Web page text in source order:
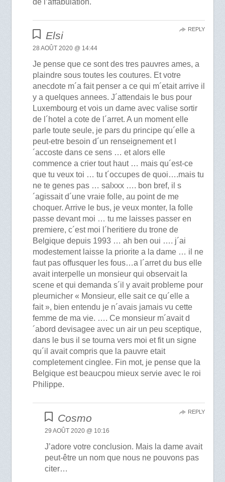
de l’affabulation.
Elsi
28 AOÛT 2020 @ 14:44
Je pense que ce sont des tres pauvres ames, a
plaindre sous toutes les coutures. Et votre
anecdote m´a fait penser a ce qui m´etait arrive il
y a quelques annees. J´attendais le bus pour
Luxembourg et vois un dame avec valise sortir
de l´hotel a cote de l´arret. A un moment elle
parle toute seule, je pars du principe qu´elle a
peut-etre besoin d´un renseignement et l
´accoste dans ce sens … et alors elle
commence a crier tout haut … mais qu´est-ce
que tu veux toi … tu t´occupes de quoi….mais tu
ne te genes pas … salxxx …. bon bref, il s
´agissait d´une vraie folle, au point de me
choquer. Arrive le bus, je veux monter, la folle
passe devant moi … tu me laisses passer en
premiere, c´est moi l´heritiere du trone de
Belgique depuis 1993 … ah ben oui …. j´ai
modestement laisse la priorite a la dame … il ne
faut pas offusquer les fous…a l´arret du bus elle
avait interpelle un monsieur qui observait la
scene et qui demanda s´il y avait probleme pour
pleurnicher « Monsieur, elle sait ce qu´elle a
fait », bien entendu je n´avais jamais vu cette
femme de ma vie. …. Ce monsieur m´avait d
´abord devisagee avec un air un peu sceptique,
dans le bus il se tourna vers moi et fit un signe
qu´il avait compris que la pauvre etait
completement cinglee. Fin mot, je pense que la
Belgique est beaucpou mieux servie avec le roi
Philippe.
REPLY
Cosmo
29 AOÛT 2020 @ 10:16
J’adore votre conclusion. Mais la dame avait
peut-être un nom que nous ne pouvons pas
citer…
REPLY